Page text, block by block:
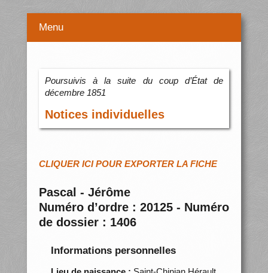
Menu
Poursuivis à la suite du coup d’État de
décembre 1851
Notices individuelles
CLIQUER ICI POUR EXPORTER LA FICHE
Pascal - Jérôme
Numéro d’ordre : 20125 - Numéro
de dossier : 1406
Informations personnelles